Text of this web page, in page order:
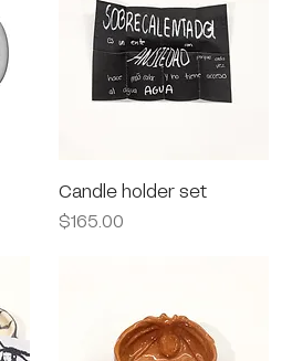
Candle holder set
Precio
$165.00